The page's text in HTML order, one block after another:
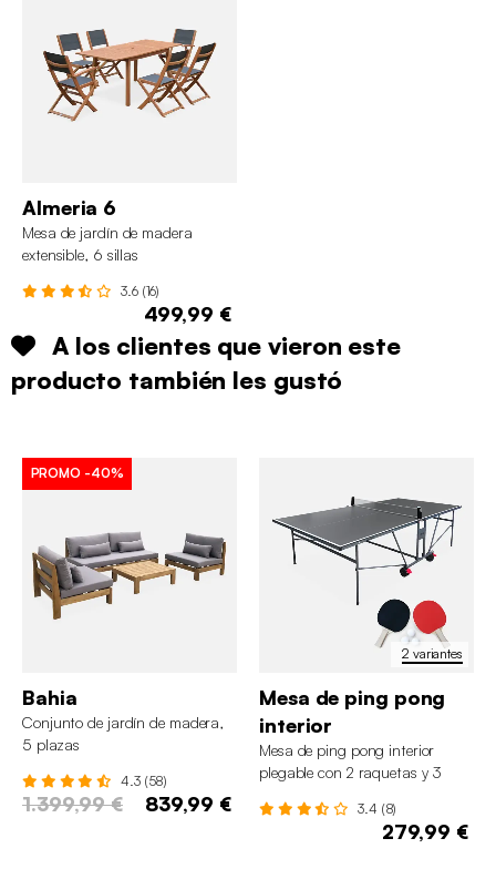
Almeria 6
Mesa de jardín de madera
extensible, 6 sillas
3.6 (16)
499,99 €
A los clientes que vieron este
producto también les gustó
PROMO -40%
Bahia
Conjunto de jardín de madera,
5 plazas
4.3 (58)
1.399,99 € 839,99 €
2 variantes
Mesa de ping pong
interior
Mesa de ping pong interior
plegable con 2 raquetas y 3
3.4 (8)
279,99 €